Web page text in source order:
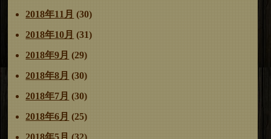
2018年11月 (30)
2018年10月 (31)
2018年9月 (29)
2018年8月 (30)
2018年7月 (30)
2018年6月 (25)